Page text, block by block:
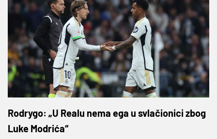
Rodrygo: „U Realu nema ega u svlačionici zbog
Luke Modrića“